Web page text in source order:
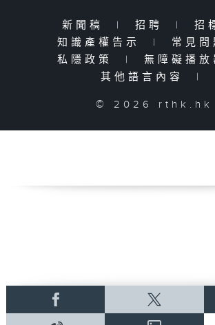
新聞稿 | 招聘 | 招
知識產權告示
| 常見
私隱政策
| 無障礙播放
其他語言內容
|
© 2026 rthk.hk